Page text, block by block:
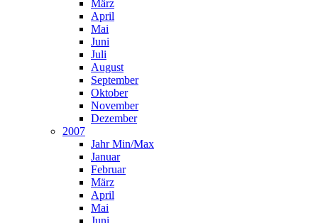
März
April
Mai
Juni
Juli
August
September
Oktober
November
Dezember
2007
Jahr Min/Max
Januar
Februar
März
April
Mai
Juni